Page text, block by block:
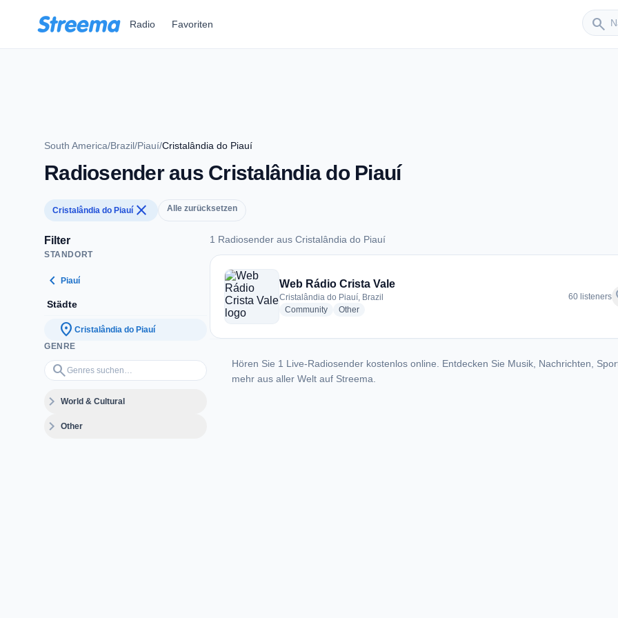
Radio Favoriten search
Sender
South America/Brazil/Piauí/Cristalândia do Piauí
Radiosender aus Cristalândia do Piauí
Cristalândia do Piauíclose Alle zurücksetzen
Filter
STANDORT
chevron_left Piauí
Städte
location_on Cristalândia do Piauí
GENRE
search
Genres suchen…
expand_moreWorld & Cultural
expand_moreOther
1 Radiosender aus Cristalândia do Piauí
1 Radiosender aus Cristalândia do Piauí
Web Rádio Crista Vale
Cristalândia do Piauí, Brazil
Communityradio stations
Otherradio stations
60 listeners
Hören Sie 1 Live-Radiosender kostenlos online. Entdecken Sie Musik, Nachrichten,
mehr aus aller Welt auf Streema.